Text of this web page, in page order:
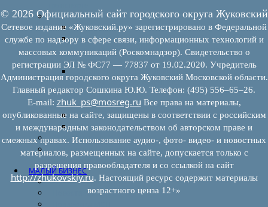
Муниципальный лесной контроль
Орган муниципального лесного контроля
Нормативно-правовые акты (НПА), регулирующие
осуществление муниципального лесного
контроля:
Управление рисками причинения вреда (ущерба)
охраняемым законом ценностям при
осуществлении государственного контроля
(надзора), муниципального контроля
Программа профилактики
Доклады муниципального лесного контроля
Муниципальный контроль за ЕТО
Муниципальный контроль в сфере
благоустройства
МАЛЫЙ БИЗНЕС
Прием предпринимателей
Новости МСП
© 2026 Официальный сайт городского округа Жуковский
Сетевое издание «Жуковский.ру» зарегистрировано в Федеральной
службе по надзору в сфере связи, информационных технологий и
массовых коммуникаций (Роскомнадзор). Свидетельство о
регистрации ЭЛ № ФС77 — 77837 от 19.02.2020. Учредитель
Администрация городского округа Жуковский Московской области.
Главный редактор Сошкина Ю.Ю. Телефон: (495) 556–65–26.
E‑mail: zhuk_ps@mosreg.ru Все права на материалы,
опубликованные на сайте, защищены в соответствии с российским
и международным законодательством об авторском праве и
смежных правах. Использование аудио-, фото- видео- и новостных
материалов, размещенных на сайте, допускается только с
разрешения правообладателя и со ссылкой на сайт
http://zhukovskiy.ru. Настоящий ресурс содержит материалы
возрастного ценза 12+»